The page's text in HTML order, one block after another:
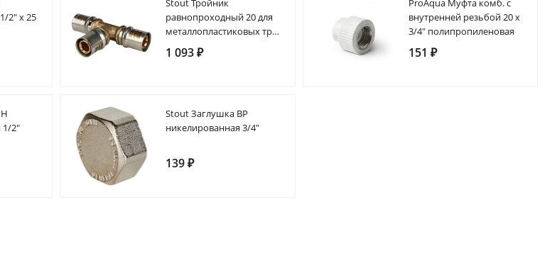
2" х 25
Stout Тройник
равнопроходный 20 для
металлопластиковых труб
прессовой
1 093 ₽
ProAqua Муфта комб. с
внутренней резьбой 20 х
3/4" полипропиленовая
151 ₽
1/2"
Stout Заглушка ВР
никелированная 3/4"
139 ₽